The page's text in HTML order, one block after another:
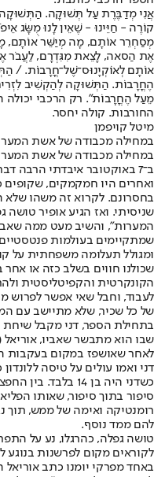
אֲנִי מְדַבֶּרֶת עַל תְּשׁוּקָה.
קוֹרֶה - חַיֵּינוּ - שֶׁאֵין לָנוּ מֻשָּׂג
מְסַחְרֵר אוֹתָם, מָה מְיַשֵּׁר אוֹתָם,
אֶת הַסאה, לָצֵאת מִגִּדְרָם, לַעֲבֹר
אוֹתָם לְאוֹקְיָנוּס־שֶׁל־חֳרָבוֹת.
הֶחֳרָבוֹת. הַתְּשׁוּקָה לְהַקְשִׁיב
מֵעַל הֶחֳרָבוֹת". רק הרכבי יכולה
החורבות. קולה יחסר.
מיטל קויפמן
במחילה מכבודה של אשת
במחילה מכבודה של אשת
ב־7 באוקטובר איבדתי הרבה
ואחרים היו חמקמקים, שקופים
בחסרונם. לקרוא זה משהו שלא
שניסיתי. ואז הגיע אופיר
המערות", והשיב מעט ממה
שמתקיימים בעולמות
ומגולל תעלומה משפחתית על קו
שכולנו חווים בשלב כזה או
הקונקרטית והקפיטליסטית
לעבוד, וחבל שאי אפשר לפרוש
של כל שכיר, שלא מתיישב עם
בתחילת הספר, דני מקבל שיחת
שבו הוא מתבשר שאביו, אוריאל
לאחר שאושפז במקום בעקבות
דני ואמו עולים על טיסה
כשדני היה בן 14
סיפור בתוך סיפור, שאותו
רומנטיקה ואימה של ממש, תוך
להם ממד נוסף.
טושה גפלה, כהרגלו, נע על התפר
לקוראים מקום לפרשנות
באחד מפרקי יומנו כתב אוריאל